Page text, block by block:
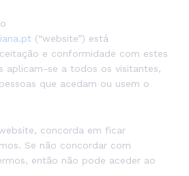
(“website”) está
e conformidade com estes
aplicam-se a todos os visitantes,
que acedam ou usem o
concorda em ficar
Se não concordar com
então não pode aceder ao